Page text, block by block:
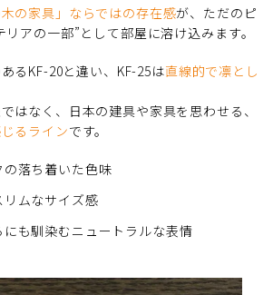
木の家具」ならではの存在感が、ただのピ
アの一部”として部屋に溶け込みます。
るKF-20と違い、KF-25は直線的で凛とし
はなく、日本の建具や家具を思わせる、
るラインです。
落ち着いた色味
ムなサイズ感
も馴染むニュートラルな表情